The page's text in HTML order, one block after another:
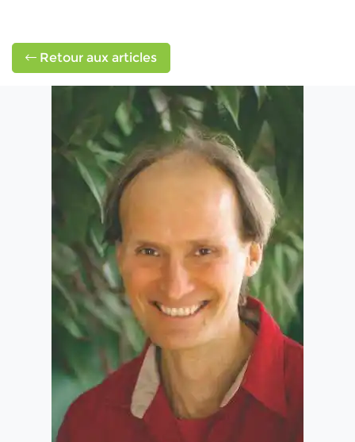
Retour aux articles